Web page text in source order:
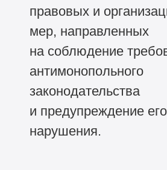
правовых и
мер, направленных
на соблюдение
антимонопольного
законодательства
и предупреждение его
нарушения.